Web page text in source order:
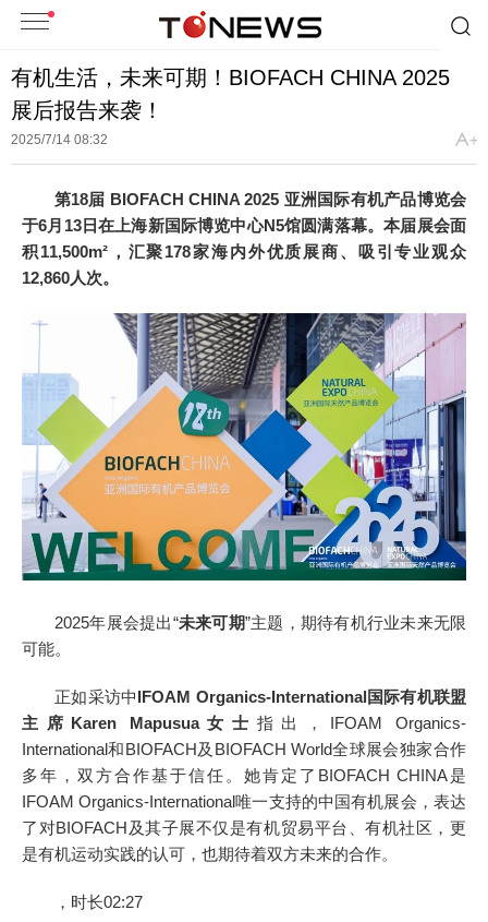
有机生活，未来可期！BIOFACH CHINA 2025
展后报告来袭！
2025/7/14 08:32
第18届 BIOFACH CHINA 2025 亚洲国际有机产品博览会
于6月13日在上海新国际博览中心N5馆圆满落幕。本届展会面
积11,500m²，汇聚178家海内外优质展商、吸引专业观众
12,860人次。
2025年展会提出“未来可期”主题，期待有机行业未来无限
可能。
正如采访中IFOAM Organics-International国际有机联盟
主席Karen Mapusua女士 指出，IFOAM Organics-
International和BIOFACH及BIOFACH World全球展会独家合作
多年，双方合作基于信任。她肯定了BIOFACH CHINA是
IFOAM Organics-International唯一支持的中国有机展会，表达
了对BIOFACH及其子展不仅是有机贸易平台、有机社区，更
是有机运动实践的认可，也期待着双方未来的合作。
，时长02:27